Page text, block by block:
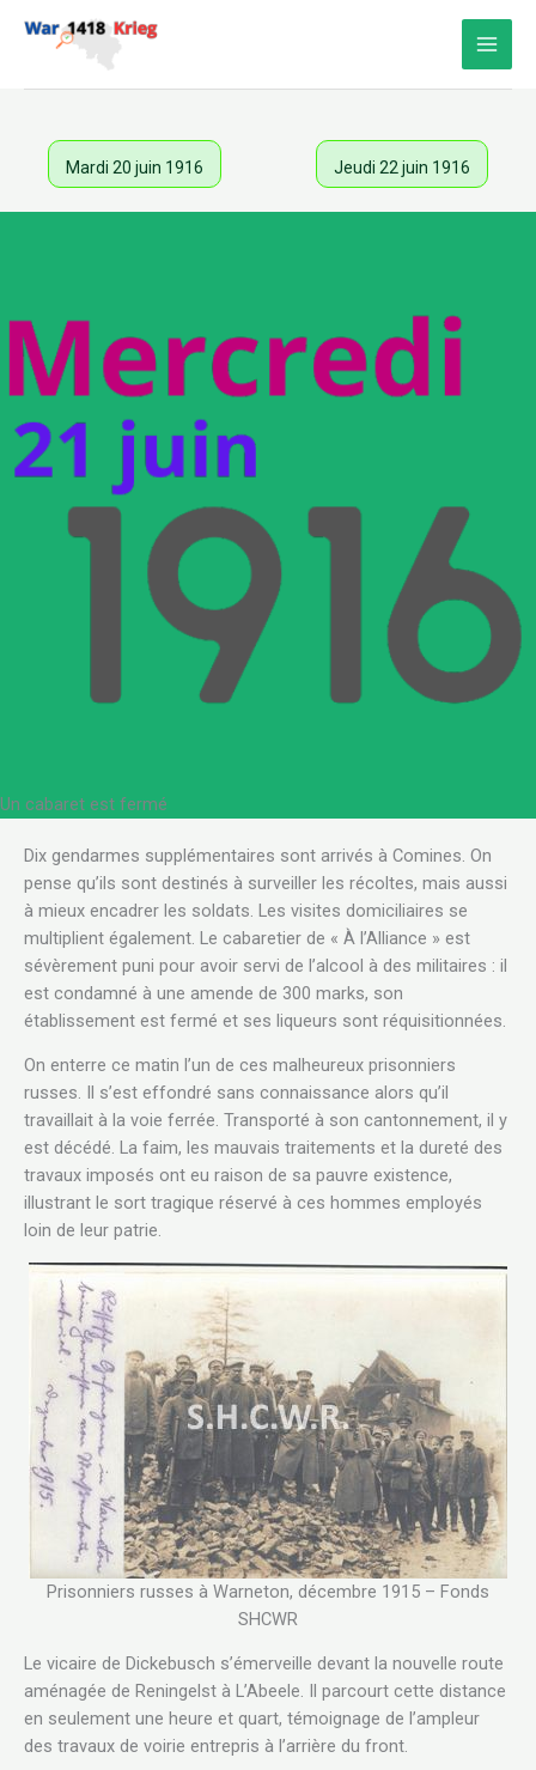
Mardi 20 juin 1916 Jeudi 22 juin 1916
Un cabaret est fermé
Dix gendarmes supplémentaires sont arrivés à Comines. On
pense qu’ils sont destinés à surveiller les récoltes, mais aussi
à mieux encadrer les soldats. Les visites domiciliaires se
multiplient également. Le cabaretier de « À l’Alliance » est
sévèrement puni pour avoir servi de l’alcool à des militaires : il
est condamné à une amende de 300 marks, son
établissement est fermé et ses liqueurs sont réquisitionnées.
On enterre ce matin l’un de ces malheureux prisonniers
russes. Il s’est effondré sans connaissance alors qu’il
travaillait à la voie ferrée. Transporté à son cantonnement, il y
est décédé. La faim, les mauvais traitements et la dureté des
travaux imposés ont eu raison de sa pauvre existence,
illustrant le sort tragique réservé à ces hommes employés
loin de leur patrie.
Prisonniers russes à Warneton, décembre 1915 – Fonds
SHCWR
Le vicaire de Dickebusch s’émerveille devant la nouvelle route
aménagée de Reningelst à L’Abeele. Il parcourt cette distance
en seulement une heure et quart, témoignage de l’ampleur
des travaux de voirie entrepris à l’arrière du front.